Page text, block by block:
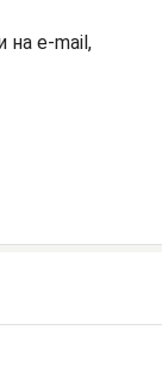
на e-mail,